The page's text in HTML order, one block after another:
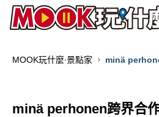
MOOK玩什麼‧景點家
minä
minä perhonen跨界合